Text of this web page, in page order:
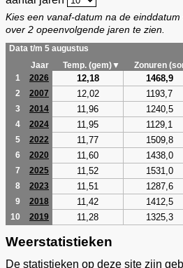
Kies een vanaf-datum na de
over 2 opeenvolgende jaren te zien.
Data t/m 5 augustus
Jaar
Temp. (gem)▼ Zonuren
1
2026 12,18 1468,9
2 2007 12,02 1193,7
3 2014 11,96 1240,5
4 2024 11,95 1129,1
5 2022 11,77 1509,8
6 2020 11,60 1438,0
7 2025 11,52 1531,0
8 2023 11,51 1287,6
9 2018 11,42 1412,5
10 2019 11,28 1325,3
Weerstatistieken
De statistieken op deze site zijn